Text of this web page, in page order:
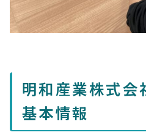
明和産業株式会
基本情報